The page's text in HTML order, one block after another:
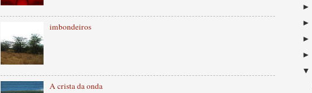
imbondeiros
A crista da onda
►
►
►
►
▼